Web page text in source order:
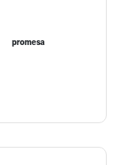
promesa